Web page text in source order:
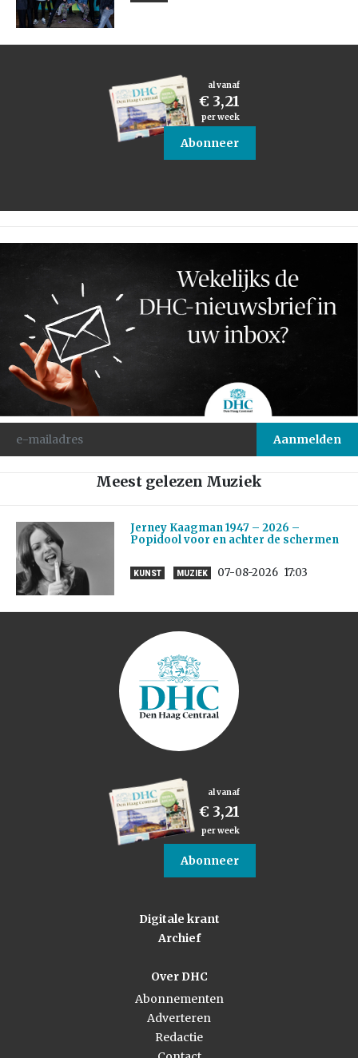
al vanaf
€ 3,21
per week
Abonneer
Meest gelezen Muziek
Jerney Kaagman 1947 – 2026 –
Popidool voor en achter de schermen
KUNST MUZIEK 07-08-2026 17:03
al vanaf
€ 3,21
per week
Abonneer
Digitale krant
Archief
Over DHC
Abonnementen
Adverteren
Redactie